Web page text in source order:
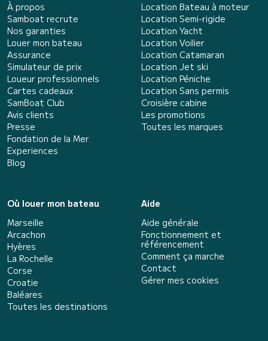
À propos
Samboat recrute
Nos garanties
Louer mon bateau
Assurance
Simulateur de prix
Loueur professionnels
Cartes cadeaux
SamBoat Club
Avis clients
Presse
Fondation de la Mer
Experiences
Blog
Location Bateau à moteur
Location Semi-rigide
Location Yacht
Location Voilier
Location Catamaran
Location Jet ski
Location Péniche
Location Sans permis
Croisière cabine
Les promotions
Toutes les marques
Où louer mon bateau
Marseille
Arcachon
Hyères
La Rochelle
Corse
Croatie
Baléares
Toutes les destinations
Aide
Aide générale
Fonctionnement et
référencement
Comment ça marche
Contact
Gérer mes cookies